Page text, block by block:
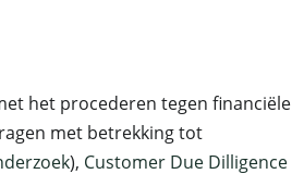
het procederen tegen financiële
met betrekking tot
), Customer Due Dilligence